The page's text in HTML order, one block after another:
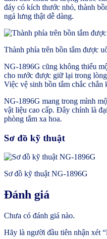
đáy có kích thước nhỏ, thành
ngả lưng thật dễ dàng.
Thành phía trên bồn tắm được
NG-1896G cũng không thiếu
cho nước được giữ lại trong
Việc vệ sinh bồn tắm chắc chắn
NG-1896G mang trong mình
vật liệu cao cấp. Đây chính là
phòng tắm xa hoa.
Sơ đồ kỹ thuật
Sơ đồ kỹ thuật NG-1896G
Đánh giá
Chưa có đánh giá nào.
Hãy là người đầu tiên nhận xét